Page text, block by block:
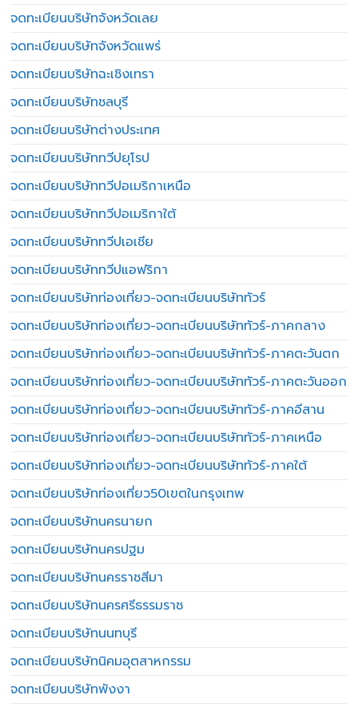
จดทะเบียนบริษัทจังหวัดเลย
จดทะเบียนบริษัทจังหวัดแพร่
จดทะเบียนบริษัทฉะเชิงเทรา
จดทะเบียนบริษัทชลบุรี
จดทะเบียนบริษัทต่างประเทศ
จดทะเบียนบริษัททวีปยุโรป
จดทะเบียนบริษัททวีปอเมริกาเหนือ
จดทะเบียนบริษัททวีปอเมริกาใต้
จดทะเบียนบริษัททวีปเอเชีย
จดทะเบียนบริษัททวีปแอฟริกา
จดทะเบียนบริษัทท่องเที่ยว-จดทะเบียนบริษัททัวร์
จดทะเบียนบริษัทท่องเที่ยว-จดทะเบียนบริษัททัวร์-ภาคกลาง
จดทะเบียนบริษัทท่องเที่ยว-จดทะเบียนบริษัททัวร์-ภาคตะวันตก
จดทะเบียนบริษัทท่องเที่ยว-จดทะเบียนบริษัททัวร์-ภาคตะวันออก
จดทะเบียนบริษัทท่องเที่ยว-จดทะเบียนบริษัททัวร์-ภาคอีสาน
จดทะเบียนบริษัทท่องเที่ยว-จดทะเบียนบริษัททัวร์-ภาคเหนือ
จดทะเบียนบริษัทท่องเที่ยว-จดทะเบียนบริษัททัวร์-ภาคใต้
จดทะเบียนบริษัทท่องเที่ยว50เขตในกรุงเทพ
จดทะเบียนบริษัทนครนายก
จดทะเบียนบริษัทนครปฐม
จดทะเบียนบริษัทนครราชสีมา
จดทะเบียนบริษัทนครศรีธรรมราช
จดทะเบียนบริษัทนนทบุรี
จดทะเบียนบริษัทนิคมอุตสาหกรรม
จดทะเบียนบริษัทพังงา